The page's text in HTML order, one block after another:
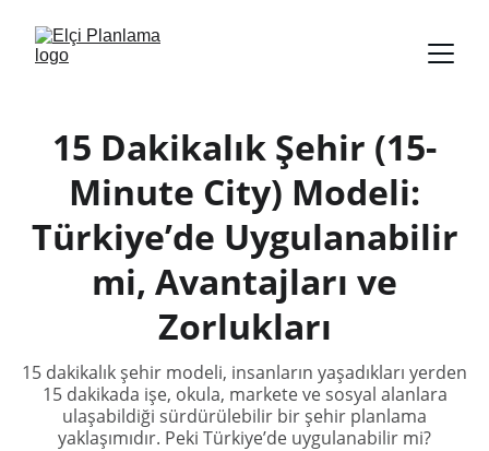
15 Dakikalık Şehir (15-
Minute City) Modeli:
Türkiye’de Uygulanabilir
mi, Avantajları ve
Zorlukları
15 dakikalık şehir modeli, insanların yaşadıkları yerden
15 dakikada işe, okula, markete ve sosyal alanlara
ulaşabildiği sürdürülebilir bir şehir planlama
yaklaşımıdır. Peki Türkiye’de uygulanabilir mi?